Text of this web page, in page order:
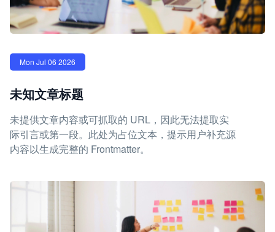
Mon Jul 06 2026
未知文章标题
未提供文章内容或可抓取的 URL，因此无法提取实
际引言或第一段。此处为占位文本，提示用户补充源
内容以生成完整的 Frontmatter。